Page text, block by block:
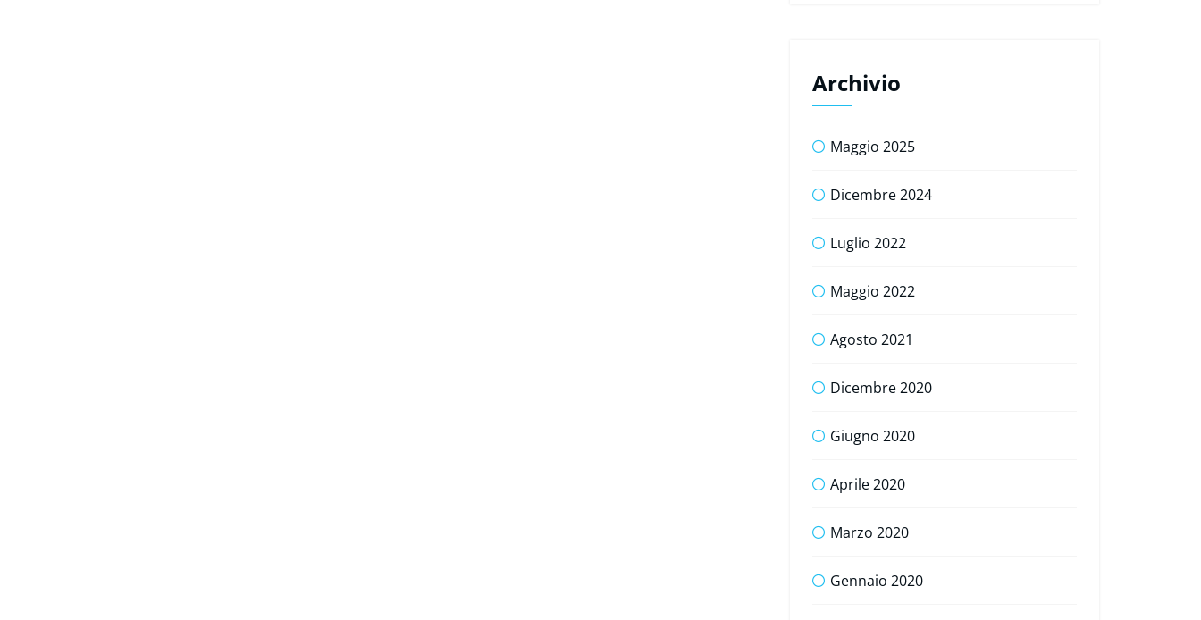
Archivio
Maggio 2025
Dicembre 2024
Luglio 2022
Maggio 2022
Agosto 2021
Dicembre 2020
Giugno 2020
Aprile 2020
Marzo 2020
Gennaio 2020